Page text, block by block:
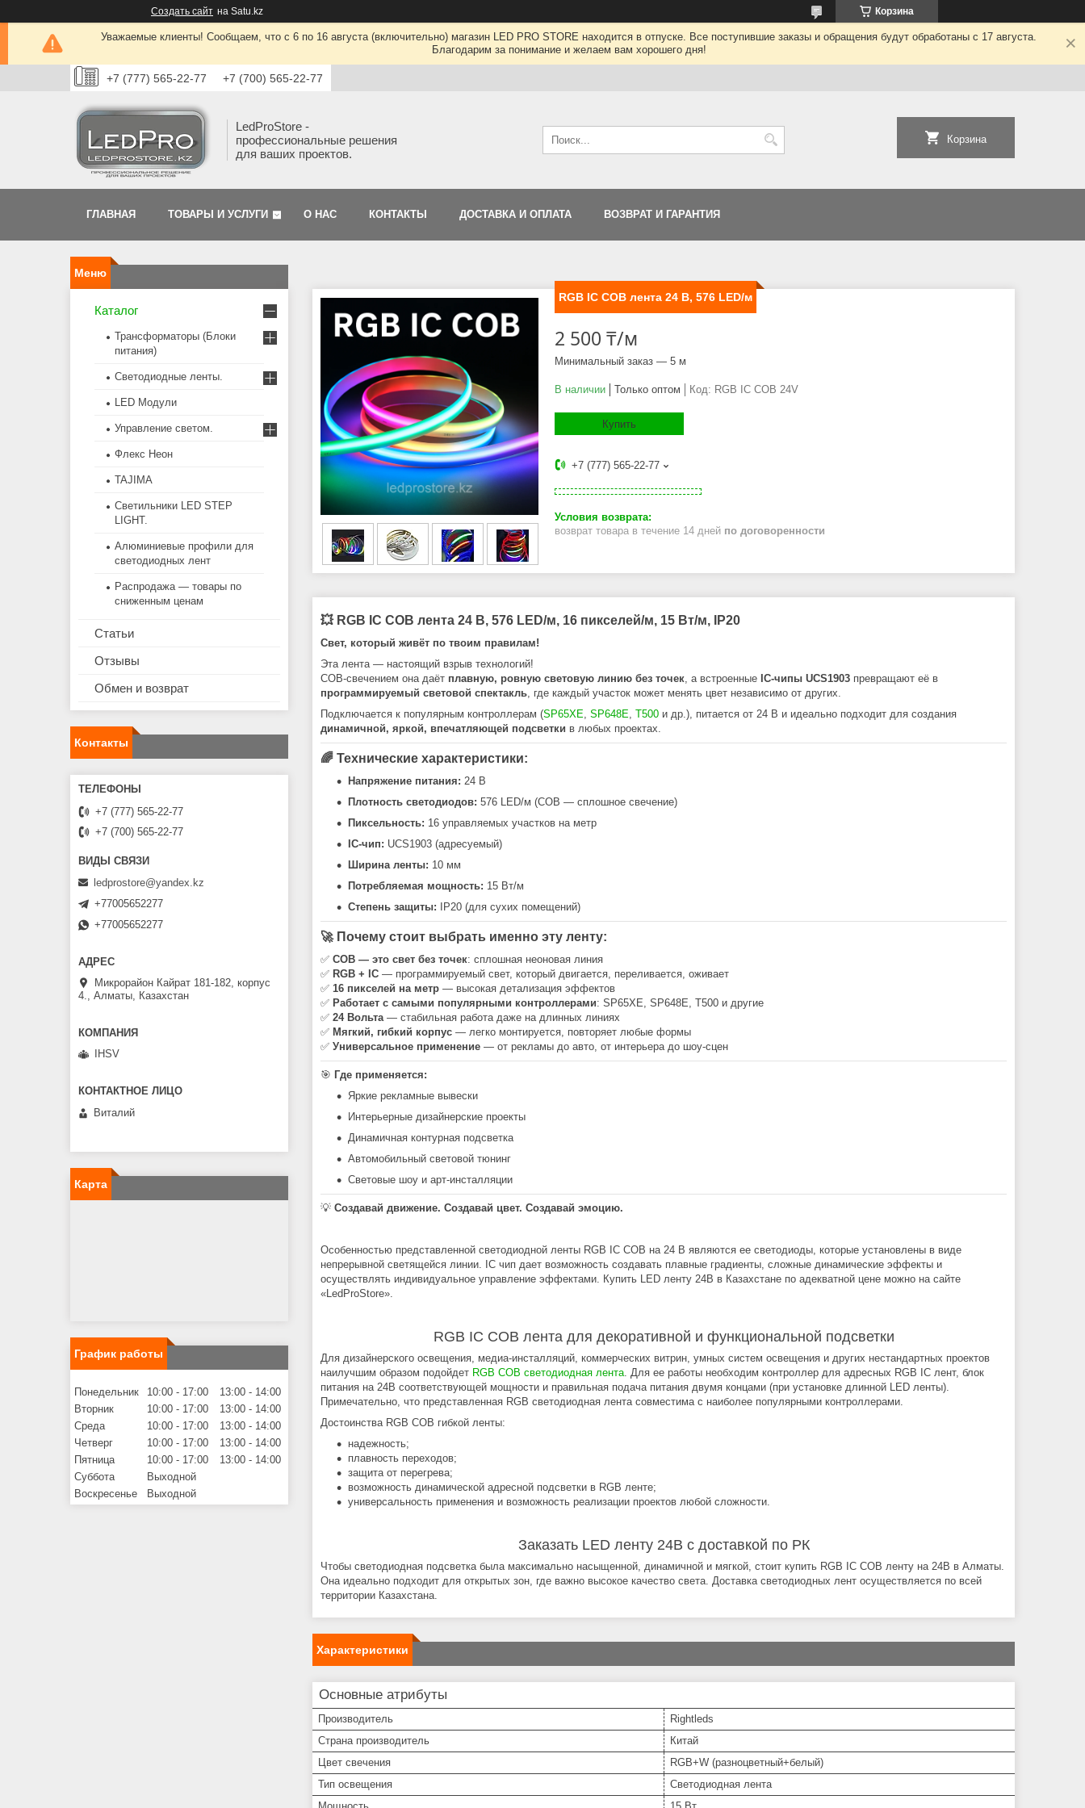
Создать сайт на Satu.kz Корзина
Уважаемые клиенты! Сообщаем, что с 6 по 16 августа (включительно) магазин LED PRO STORE находится в отпуске. Все поступившие заказы и обращения будут обработаны с 17 августа.
Благодарим за понимание и желаем вам хорошего дня!
+7 (777) 565-22-77 +7 (700) 565-22-77
LedProStore -
профессиональные решения
для ваших проектов.
Корзина
ГЛАВНАЯ ТОВАРЫ И УСЛУГИ О НАС КОНТАКТЫ ДОСТАВКА И ОПЛАТА ВОЗВРАТ И ГАРАНТИЯ
RGB IC COB лента 24 В, 576 LED/м
2 500 ₸/м
Минимальный заказ — 5 м
В наличии Только оптом Код: RGB IC COB 24V
Купить
+7 (777) 565-22-77
возврат товара в течение 14 дней по договоренности
💥 RGB IC COB лента 24 В, 576 LED/м, 16 пикселей/м, 15 Вт/м, IP20
Свет, который живёт по твоим правилам!
Эта лента — настоящий взрыв технологий!
COB-свечением она даёт плавную, ровную световую линию без точек, а встроенные IC-чипы UCS1903 превращают её в
программируемый световой спектакль, где каждый участок может менять цвет независимо от других.
Подключается к популярным контроллерам (SP65XE, SP648E, T500 и др.), питается от 24 В и идеально подходит для создания
динамичной, яркой, впечатляющей подсветки в любых проектах.
🌈 Технические характеристики:
Напряжение питания: 24 В
Плотность светодиодов: 576 LED/м (COB — сплошное свечение)
Пиксельность: 16 управляемых участков на метр
IC-чип: UCS1903 (адресуемый)
Ширина ленты: 10 мм
Потребляемая мощность: 15 Вт/м
Степень защиты: IP20 (для сухих помещений)
🚀 Почему стоит выбрать именно эту ленту:
✅ COB — это свет без точек: сплошная неоновая линия
✅ RGB + IC — программируемый свет, который двигается, переливается, оживает
✅ 16 пикселей на метр — высокая детализация эффектов
✅ Работает с самыми популярными контроллерами: SP65XE, SP648E, T500 и другие
✅ 24 Вольта— стабильная работа даже на длинных линиях
✅ Мягкий, гибкий корпус — легко монтируется, повторяет любые формы
✅ Универсальное применение — от рекламы до авто, от интерьера до шоу-сцен
🎯 Где применяется:
Яркие рекламные вывески
Интерьерные дизайнерские проекты
Динамичная контурная подсветка
Автомобильный световой тюнинг
Световые шоу и арт-инсталляции
💡 Создавай движение. Создавай цвет. Создавай эмоцию.
Особенностью представленной светодиодной ленты RGB IC COB на 24 В являются ее светодиоды, которые установлены в виде
непрерывной светящейся линии. IC чип дает возможность создавать плавные градиенты, сложные динамические эффекты и
осуществлять индивидуальное управление эффектами. Купить LED ленту 24В в Казахстане по адекватной цене можно на сайте
«LedProStore».
RGB IC COB лента для декоративной и функциональной подсветки
Для дизайнерского освещения, медиа-инсталляций, коммерческих витрин, умных систем освещения и других нестандартных проектов
наилучшим образом подойдет RGB СОВ светодиодная лента. Для ее работы необходим контроллер для адресных RGB IC лент, блок
питания на 24В соответствующей мощности и правильная подача питания двумя концами (при установке длинной LED ленты).
Примечательно, что представленная RGB светодиодная лента совместима с наиболее популярными контроллерами.
Достоинства RGB СОВ гибкой ленты:
надежность;
плавность переходов;
защита от перегрева;
возможность динамической адресной подсветки в RGB ленте;
универсальность применения и возможность реализации проектов любой сложности.
Заказать LED ленту 24В с доставкой по РК
Чтобы светодиодная подсветка была максимально насыщенной, динамичной и мягкой, стоит купить RGB IC COB ленту на 24В в Алматы.
Она идеально подходит для открытых зон, где важно высокое качество света. Доставка светодиодных лент осуществляется по всей
территории Казахстана.
Характеристики
Основные атрибуты
Производитель
Rightleds
Страна производитель
Китай
Цвет свечения
RGB+W (разноцветный+белый)
Тип освещения
Светодиодная лента
Каталог
Трансформаторы (Блоки
питания)
Светодиодные ленты.
LED Модули
Управление светом.
Флекс Неон
TAJIMA
Светильники LED STEP
LIGHT.
Алюминиевые профили для
светодиодных лент
Распродажа — товары по
сниженным ценам
Статьи
Отзывы
Обмен и возврат
Контакты
+7 (777) 565-22-77
+7 (700) 565-22-77
ledprostore@yandex.kz
+77005652277
+77005652277
Микрорайон Кайрат 181-182, корпус
4., Алматы, Казахстан
IHSV
Виталий
Карта
График работы
Понедельник 10:00 17:00 13:00
14:00
Вторник
10:00 17:00 13:00
14:00
Среда
10:00 17:00 13:00
14:00
Четверг
10:00 17:00 13:00
14:00
Пятница
10:00 17:00 13:00
14:00
Суббота
Выходной
Воскресенье
Выходной